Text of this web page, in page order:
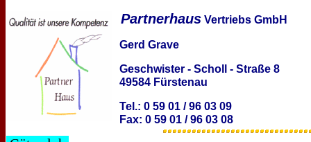
Partnerhaus Vertriebs GmbH
Gerd Grave
Geschwister - Scholl - Straße 8
49584 Fürstenau
Tel.: 0 59 01 / 96 03 09
Fax: 0 59 01 / 96 03 08